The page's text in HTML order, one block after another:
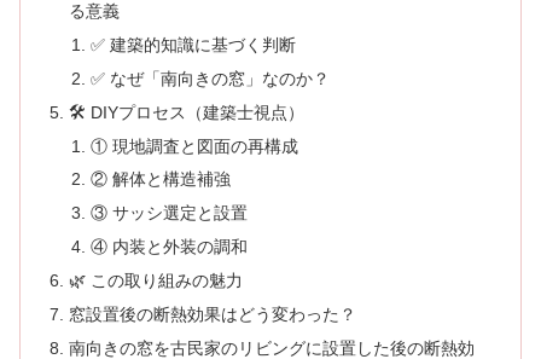
る意義
✅ 建築的知識に基づく判断
✅ なぜ「南向きの窓」なのか？
🛠 DIYプロセス（建築士視点）
① 現地調査と図面の再構成
② 解体と構造補強
③ サッシ選定と設置
④ 内装と外装の調和
🌿 この取り組みの魅力
窓設置後の断熱効果はどう変わった？
南向きの窓を古民家のリビングに設置した後の断熱効